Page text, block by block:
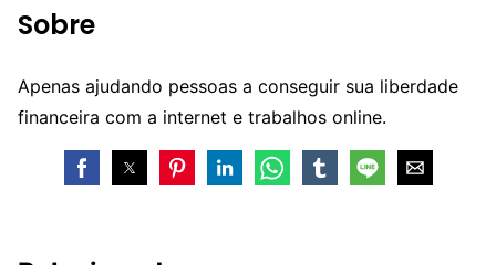
Sobre
Apenas ajudando pessoas a conseguir sua liberdade
financeira com a internet e trabalhos online.